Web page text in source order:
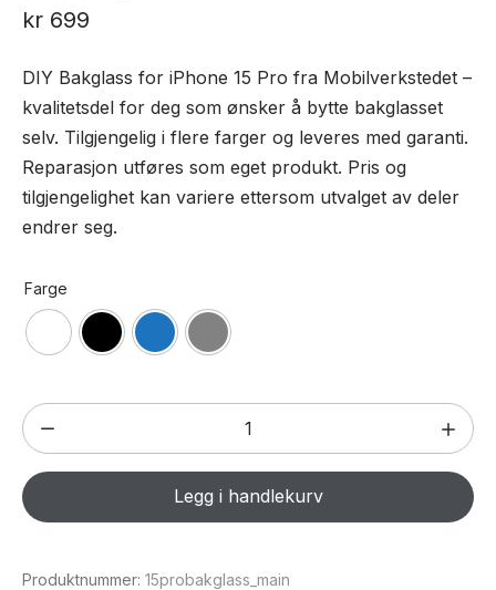
kr 699
DIY Bakglass for iPhone 15 Pro fra Mobilverkstedet –
kvalitetsdel for deg som ønsker å bytte bakglasset
selv. Tilgjengelig i flere farger og leveres med garanti.
Reparasjon utføres som eget produkt. Pris og
tilgjengelighet kan variere ettersom utvalget av deler
endrer seg.
Farge
DIY
Bakglass
for
iPhone
Pro
Legg i handlekurv
Produktnummer: 15probakglass_main